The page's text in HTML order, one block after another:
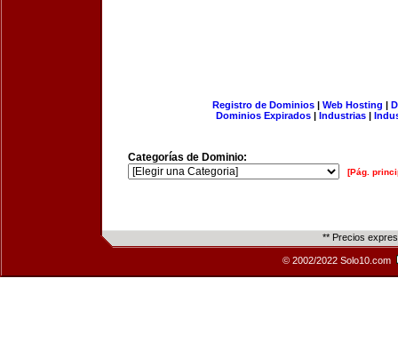
Registro de Dominios| Web Hosting |
Dominios Expirados | Industrias |
Categorías de Dominio:
[Pág.
** Precios
© 2002/2022 Solo10.com